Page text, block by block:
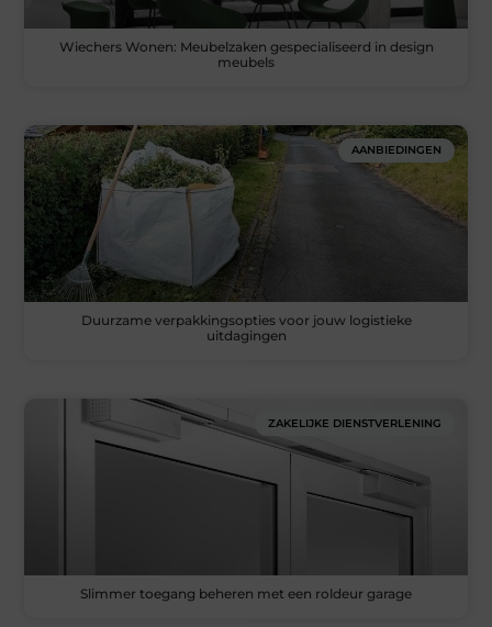
Wiechers Wonen: Meubelzaken gespecialiseerd in design
meubels
AANBIEDINGEN
Duurzame verpakkingsopties voor jouw logistieke
uitdagingen
ZAKELIJKE DIENSTVERLENING
Slimmer toegang beheren met een roldeur garage